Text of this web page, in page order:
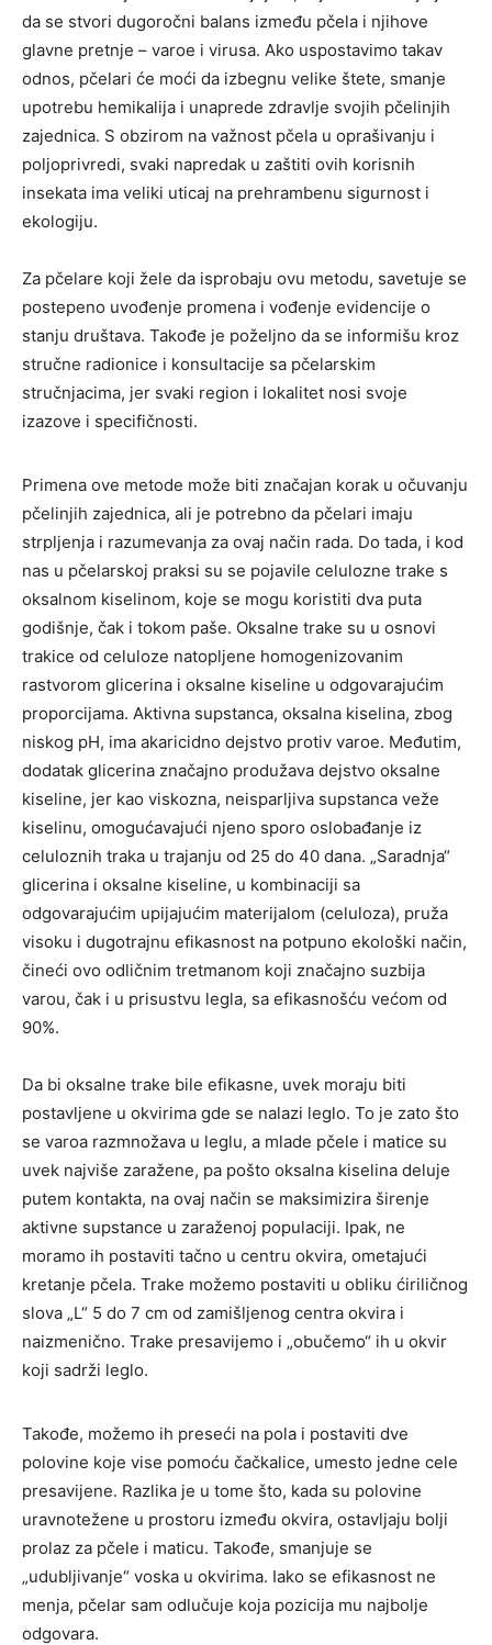
da se stvori dugoročni balans između pčela i njihove
glavne pretnje – varoe i virusa. Ako uspostavimo takav
odnos, pčelari će moći da izbegnu velike štete, smanje
upotrebu hemikalija i unaprede zdravlje svojih pčelinjih
zajednica. S obzirom na važnost pčela u oprašivanju i
poljoprivredi, svaki napredak u zaštiti ovih korisnih
insekata ima veliki uticaj na prehrambenu sigurnost i
ekologiju.
Za pčelare koji žele da isprobaju ovu metodu, savetuje se
postepeno uvođenje promena i vođenje evidencije o
stanju društava. Takođe je poželjno da se informišu kroz
stručne radionice i konsultacije sa pčelarskim
stručnjacima, jer svaki region i lokalitet nosi svoje
izazove i specifičnosti.
Primena ove metode može biti značajan korak u očuvanju
pčelinjih zajednica, ali je potrebno da pčelari imaju
strpljenja i razumevanja za ovaj način rada. Do tada, i kod
nas u pčelarskoj praksi su se pojavile celulozne trake s
oksalnom kiselinom, koje se mogu koristiti dva puta
godišnje, čak i tokom paše. Oksalne trake su u osnovi
trakice od celuloze natopljene homogenizovanim
rastvorom glicerina i oksalne kiseline u odgovarajućim
proporcijama. Aktivna supstanca, oksalna kiselina, zbog
niskog pH, ima akaricidno dejstvo protiv varoe. Međutim,
dodatak glicerina značajno produžava dejstvo oksalne
kiseline, jer kao viskozna, neisparljiva supstanca veže
kiselinu, omogućavajući njeno sporo oslobađanje iz
celuloznih traka u trajanju od 25 do 40 dana. „Saradnja“
glicerina i oksalne kiseline, u kombinaciji sa
odgovarajućim upijajućim materijalom (celuloza), pruža
visoku i dugotrajnu efikasnost na potpuno ekološki način,
čineći ovo odličnim tretmanom koji značajno suzbija
varou, čak i u prisustvu legla, sa efikasnošću većom od
90%.
Da bi oksalne trake bile efikasne, uvek moraju biti
postavljene u okvirima gde se nalazi leglo. To je zato što
se varoa razmnožava u leglu, a mlade pčele i matice su
uvek najviše zaražene, pa pošto oksalna kiselina deluje
putem kontakta, na ovaj način se maksimizira širenje
aktivne supstance u zaraženoj populaciji. Ipak, ne
moramo ih postaviti tačno u centru okvira, ometajući
kretanje pčela. Trake možemo postaviti u obliku ćiriličnog
slova „L“ 5 do 7 cm od zamišljenog centra okvira i
naizmenično. Trake presavijemo i „obučemo“ ih u okvir
koji sadrži leglo.
Takođe, možemo ih preseći na pola i postaviti dve
polovine koje vise pomoću čačkalice, umesto jedne cele
presavijene. Razlika je u tome što, kada su polovine
uravnotežene u prostoru između okvira, ostavljaju bolji
prolaz za pčele i maticu. Takođe, smanjuje se
„udubljivanje“ voska u okvirima. Iako se efikasnost ne
menja, pčelar sam odlučuje koja pozicija mu najbolje
odgovara.